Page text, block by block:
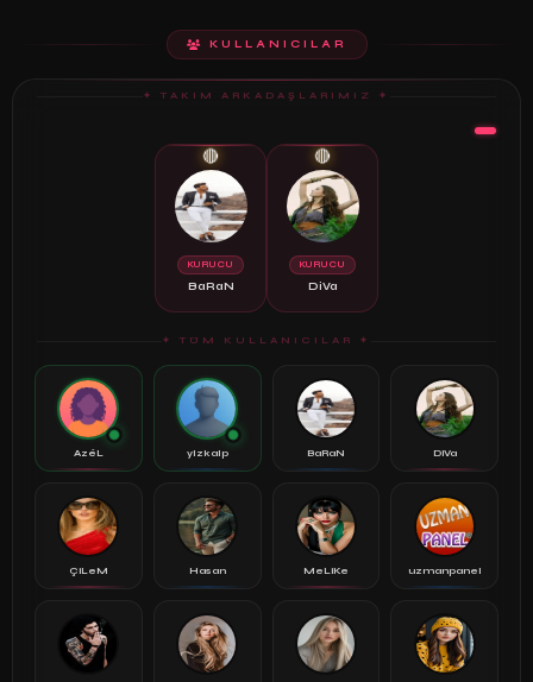
KULLANICILAR
✦ TAKIM ARKADAŞLARIMIZ ✦
🔴
KURUCU
BaRaN
🔴
KURUCU
DiVa
✦ TÜM KULLANICILAR ✦
AzéL ylzkalp BaRaN DiVa
ÇiLeM Hasan MeLiKe uzmanpanel